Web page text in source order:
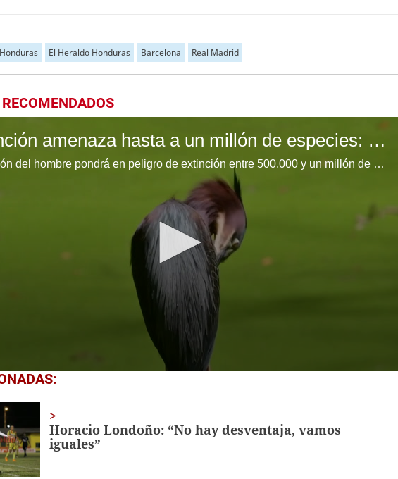
El Heraldo Honduras Barcelona Real Madrid
Extinción amenaza hasta a un millón de especies: ONU
La acción del hombre pondrá en peligro de extinción entre 500.000 y un millón de especies animales y vegetales en las "próximas décadas", según un proyecto de informe de la ONU sobre biodiversidad.
Horacio Londoño: “No hay desventaja, vamos
iguales”